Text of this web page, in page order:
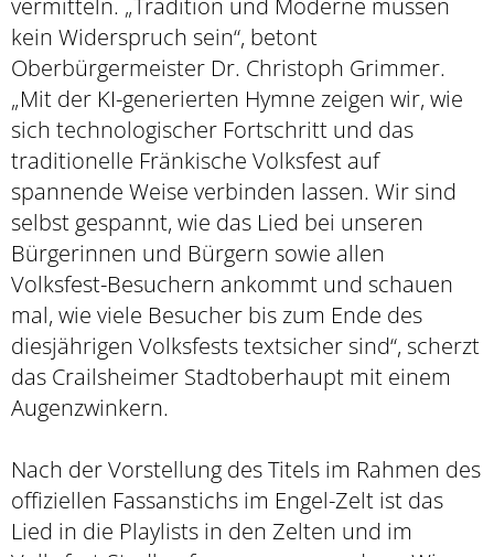
kein Widerspruch sein“, betont
Oberbürgermeister Dr. Christoph Grimmer.
„Mit der KI-generierten Hymne zeigen wir, wie
sich technologischer Fortschritt und das
traditionelle Fränkische Volksfest auf
spannende Weise verbinden lassen. Wir sind
selbst gespannt, wie das Lied bei unseren
Bürgerinnen und Bürgern sowie allen
Volksfest-Besuchern ankommt und schauen
mal, wie viele Besucher bis zum Ende des
diesjährigen Volksfests textsicher sind“, scherzt
das Crailsheimer Stadtoberhaupt mit einem
Augenzwinkern.
Nach der Vorstellung des Titels im Rahmen des
offiziellen Fassanstichs im Engel-Zelt ist das
Lied in die Playlists in den Zelten und im